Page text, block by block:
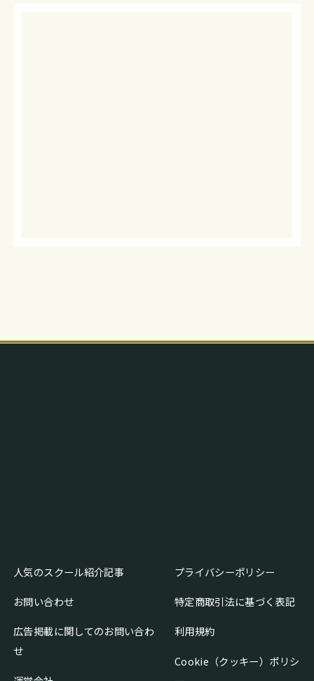
人気のスクール紹介記事
お問い合わせ
広告掲載に関してのお問い合わ
せ
プライバシーポリシー
特定商取引法に基づく表記
利用規約
Cookie（クッキー）ポリシ